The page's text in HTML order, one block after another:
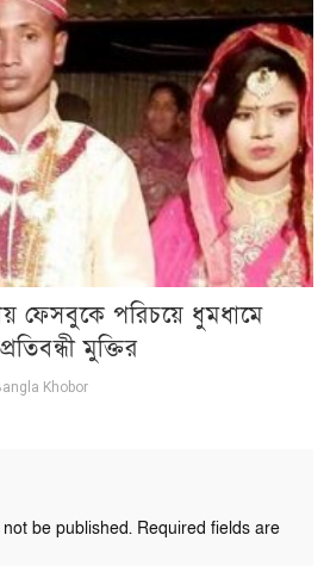
ফেসবুকে পরিচয়ে ধুমধামে
মুক্তির
Khobor
be published. Required fields are